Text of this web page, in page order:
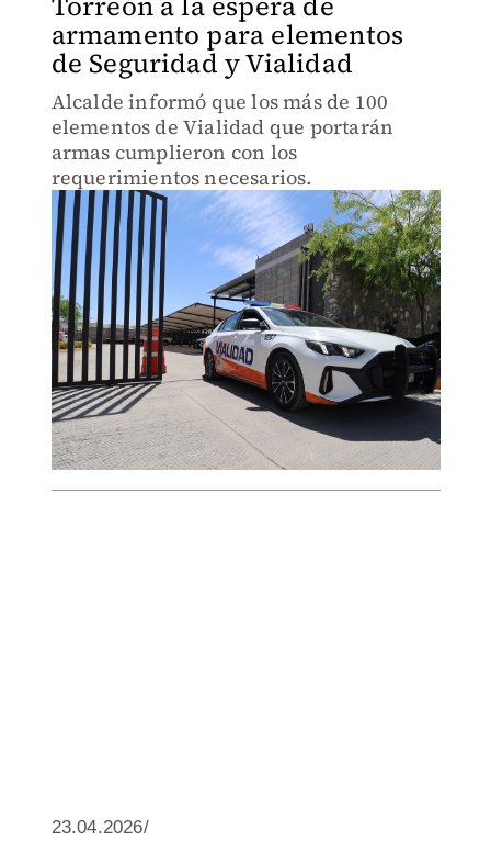
armamento para elementos
de Seguridad y Vialidad
Alcalde informó que los más de 100
elementos de Vialidad que portarán
armas cumplieron con los
requerimientos necesarios.
23.04.2026/